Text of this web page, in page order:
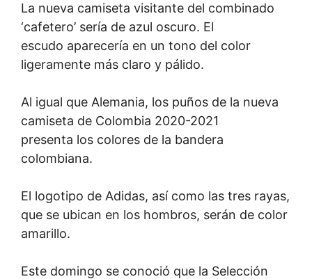
La nueva camiseta visitante del combinado
‘cafetero’ sería de azul oscuro. El
escudo aparecería en un tono del color
ligeramente más claro y pálido.
Al igual que Alemania, los puños de la nueva
camiseta de Colombia 2020-2021
presenta los colores de la bandera
colombiana.
El logotipo de Adidas, así como las tres rayas,
que se ubican en los hombros, serán de color
amarillo.
Este domingo se conoció que la Selección